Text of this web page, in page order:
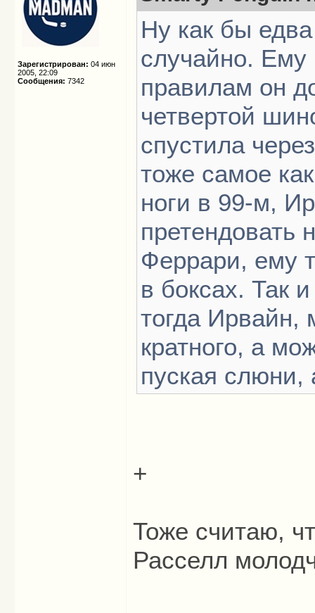
Зарегистрирован: 04 июн
2005, 22:09
Сообщения: 7342
Ну как бы
случайно.
правилам он
четвертой
спустила
тоже самое
ноги в 99-м,
претендовать
Феррари, ему
в боксах. Так
тогда
кратного, а
пуская
+
Тоже считаю,
Расселл